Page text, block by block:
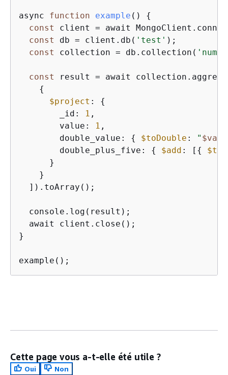
async function example ( ) {
const
client = await
const
db = client.db( 'test' );
const
collection = db.collection(
const
result = await
{
$project : {
        _id:
1 ,
        value:
1 ,
        double_value:
{ $toDouble : "
        double_plus_five:
{ $add : [ {
      }
    }
  ]).toArray();
  console.log(result);
  await client.close();
}
example();
Cette page vous a-t-elle été utile ?
Oui
Non